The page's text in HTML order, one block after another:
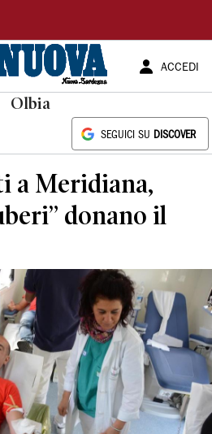
ACCEDI
Olbia
SEGUICI SU DISCOVER
a Meridiana,
donano il